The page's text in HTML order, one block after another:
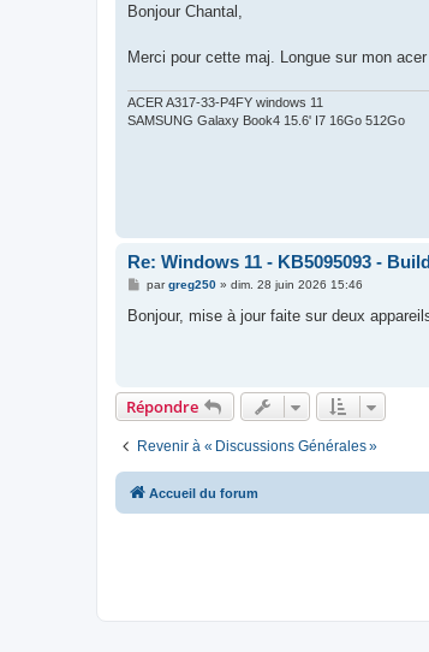
s
e
Bonjour Chantal,
Merci pour cette maj. Longue sur mon
ACER A317-33-P4FY windows 11
SAMSUNG Galaxy Book4 15.6' I7 16Go 512Go
Re: Windows 11 - KB5095093 -
M
s
pargreg250» dim. 28 juin 2026 15:46
Bonjour, mise à jour faite sur deux
Répondre
Revenir à « Discussions Générales »
Accueil du forum